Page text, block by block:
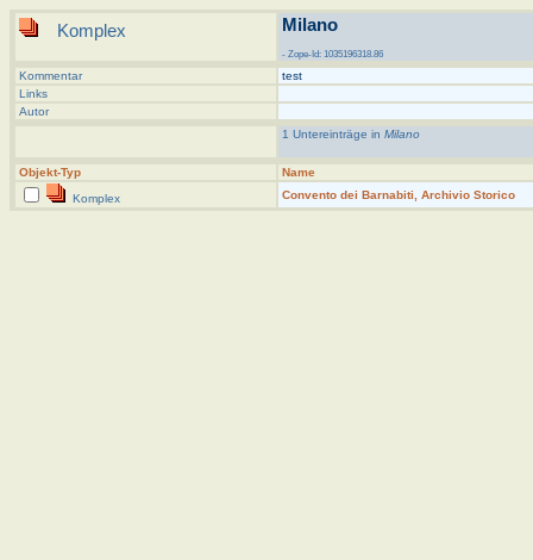
Komplex Milano
- Zope-Id: 1035196318.86
Kommentar
test
Links
Autor
1 Untereinträge in Milano
Objekt-Typ
Name
Komplex
Convento dei Barnabiti, Archivio Storico